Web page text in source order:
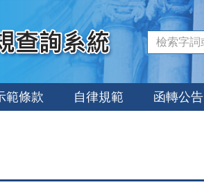
範條款 自律規範 函轉公告